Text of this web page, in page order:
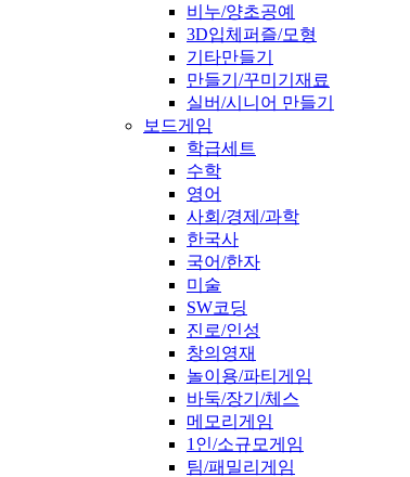
비누/양초공예
3D입체퍼즐/모형
기타만들기
만들기/꾸미기재료
실버/시니어 만들기
보드게임
학급세트
수학
영어
사회/경제/과학
한국사
국어/한자
미술
SW코딩
진로/인성
창의영재
놀이용/파티게임
바둑/장기/체스
메모리게임
1인/소규모게임
팀/패밀리게임